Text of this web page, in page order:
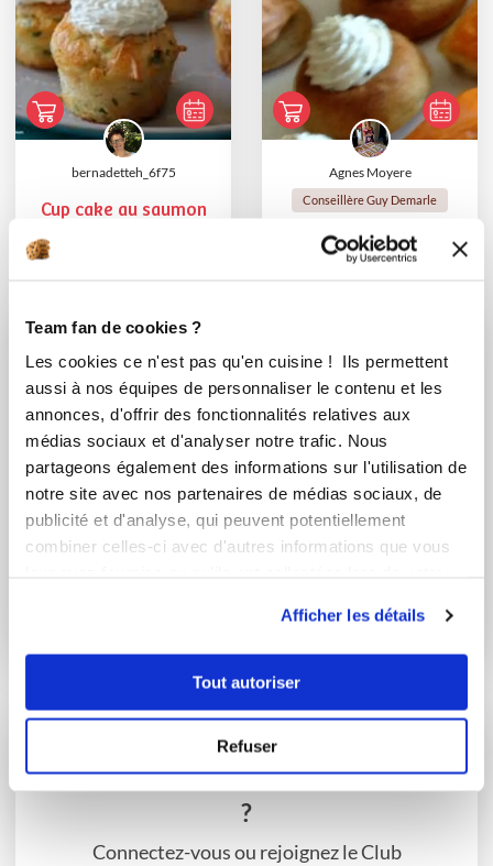
Team fan de cookies ?
Les cookies ce n'est pas qu'en cuisine ! Ils permettent
aussi à nos équipes de personnaliser le contenu et les
annonces, d'offrir des fonctionnalités relatives aux
médias sociaux et d'analyser notre trafic. Nous
partageons également des informations sur l'utilisation de
notre site avec nos partenaires de médias sociaux, de
publicité et d'analyse, qui peuvent potentiellement
combiner celles-ci avec d'autres informations que vous
Afficher les détails
Tout autoriser
Refuser
bernadetteh_6f75
Cup cake au saumon
Agnes Moyere
Conseillère Guy Demarle
Bouchées thon
courgette
Sylvie Calegari
cabillaud épinards
Chef Ulric Durnez
Tartelettes
feuilletées au
Vous souhaitez commenter cette recette
?
Connectez-vous ou rejoignez le Club